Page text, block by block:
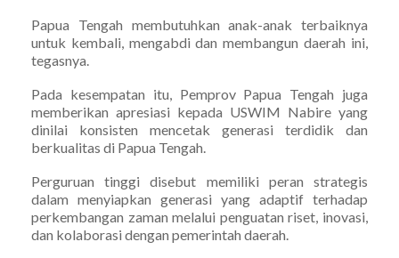
Papua Tengah membutuhkan anak-anak terbaiknya
untuk kembali, mengabdi dan membangun daerah ini,
tegasnya.
Pada kesempatan itu, Pemprov Papua Tengah juga
memberikan apresiasi kepada USWIM Nabire yang
dinilai konsisten mencetak generasi terdidik dan
berkualitas di Papua Tengah.
Perguruan tinggi disebut memiliki peran strategis
dalam menyiapkan generasi yang adaptif terhadap
perkembangan zaman melalui penguatan riset, inovasi,
dan kolaborasi dengan pemerintah daerah.